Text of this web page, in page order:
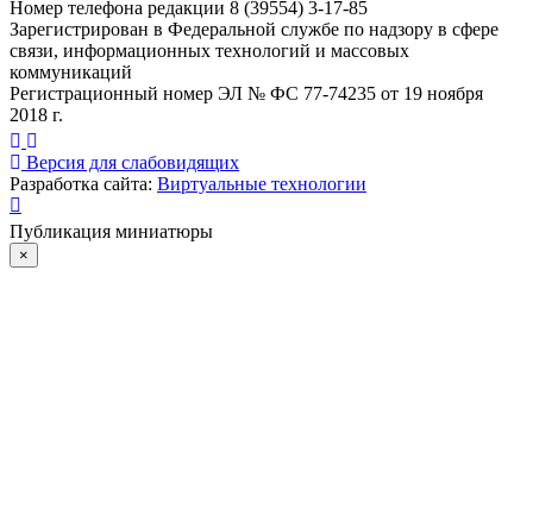
Номер телефона редакции 8 (39554) 3-17-85
Зарегистрирован в Федеральной службе по надзору в сфере
связи, информационных технологий и массовых
коммуникаций
Регистрационный номер ЭЛ № ФС 77-74235 от 19 ноября
2018 г.
Версия для слабовидящих
Разработка сайта: Виртуальные технологии
Публикация миниатюры
×